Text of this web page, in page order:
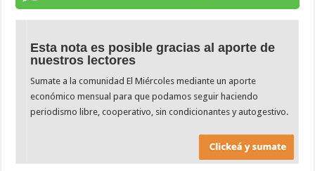
Esta nota es posible gracias al aporte de
nuestros lectores
Sumate a la comunidad El Miércoles mediante un aporte
económico mensual para que podamos seguir haciendo
periodismo libre, cooperativo, sin condicionantes y autogestivo.